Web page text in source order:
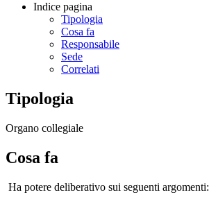
Indice pagina
Tipologia
Cosa fa
Responsabile
Sede
Correlati
Tipologia
Organo collegiale
Cosa fa
Ha potere deliberativo sui seguenti argomenti: